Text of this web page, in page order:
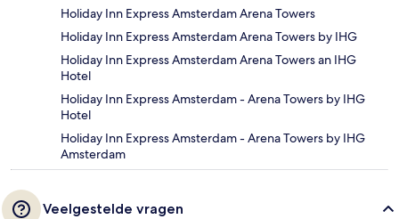
Holiday Inn Express Amsterdam Arena Towers
Holiday Inn Express Amsterdam Arena Towers by IHG
Holiday Inn Express Amsterdam Arena Towers an IHG
Hotel
Holiday Inn Express Amsterdam - Arena Towers by IHG
Hotel
Holiday Inn Express Amsterdam - Arena Towers by IHG
Amsterdam
Veelgestelde vragen